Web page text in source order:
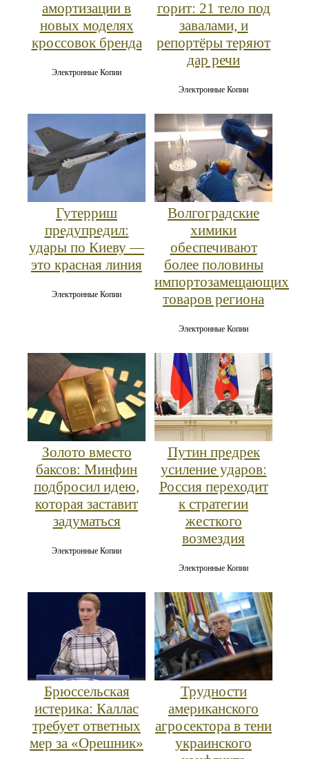
амортизации в
новых моделях
кроссовок бренда
Электронные Копии
горит: 21 тело под
завалами, и
репортёры теряют
дар речи
Электронные Копии
Гутерриш
предупредил:
удары по Киеву —
это красная линия
Электронные Копии
Волгоградские
химики
обеспечивают
более половины
импортозамещающих
товаров региона
Электронные Копии
Золото вместо
баксов: Минфин
подбросил идею,
которая заставит
задуматься
Электронные Копии
Путин предрек
усиление ударов:
Россия переходит
к стратегии
жесткого
возмездия
Электронные Копии
Брюссельская
истерика: Каллас
требует ответных
мер за «Орешник»
Трудности
американского
агросектора в тени
украинского